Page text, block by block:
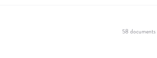
58 documents